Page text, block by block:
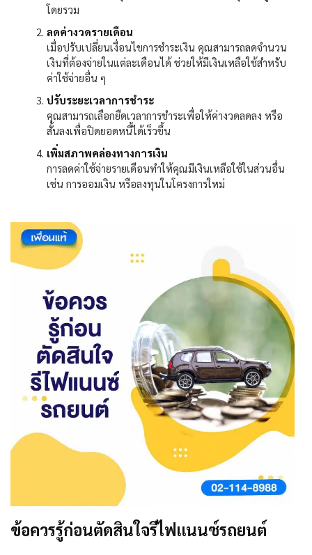
โดยรวม
ลดค่างวดรายเดือน
เมื่อปรับเปลี่ยนเงื่อนไขการชำระเงิน คุณสามารถลดจำนวน
เงินที่ต้องจ่ายในแต่ละเดือนได้ ช่วยให้มีเงินเหลือใช้สำหรับ
ค่าใช้จ่ายอื่น ๆ
ปรับระยะเวลาการชำระ
คุณสามารถเลือกยืดเวลาการชำระเพื่อให้ค่างวดลดลง หรือ
สั้นลงเพื่อปิดยอดหนี้ได้เร็วขึ้น
เพิ่มสภาพคล่องทางการเงิน
การลดค่าใช้จ่ายรายเดือนทำให้คุณมีเงินเหลือใช้ในส่วนอื่น
เช่น การออมเงิน หรือลงทุนในโครงการใหม่
ข้อควรรู้ก่อนตัดสินใจรีไฟแนนซ์รถยนต์